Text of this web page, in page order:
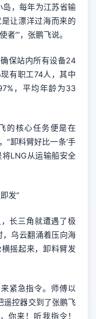
，每年为江苏省输
让漂洋过海而来的
’”，张鹏飞说。
保站内所有设备24
有职工74人，其中
，平均年龄为33
核心任务便是在
“卸料臂好比一条‘手
LNG从运输船安全
发”
长三角就遭遇了极
，乌云翻涌着压向海
摇起来，卸料臂发
紧急指令。师傅以
遥控器交到了张鹏飞
你来！听我指令！